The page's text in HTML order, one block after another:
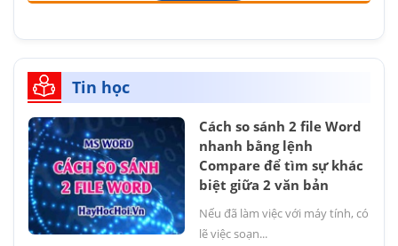
Tin học
Cách so sánh 2 file Word
nhanh bằng lệnh
Compare để tìm sự khác
biệt giữa 2 văn bản
Nếu đã làm việc với máy tính, có
lẽ việc soạn...